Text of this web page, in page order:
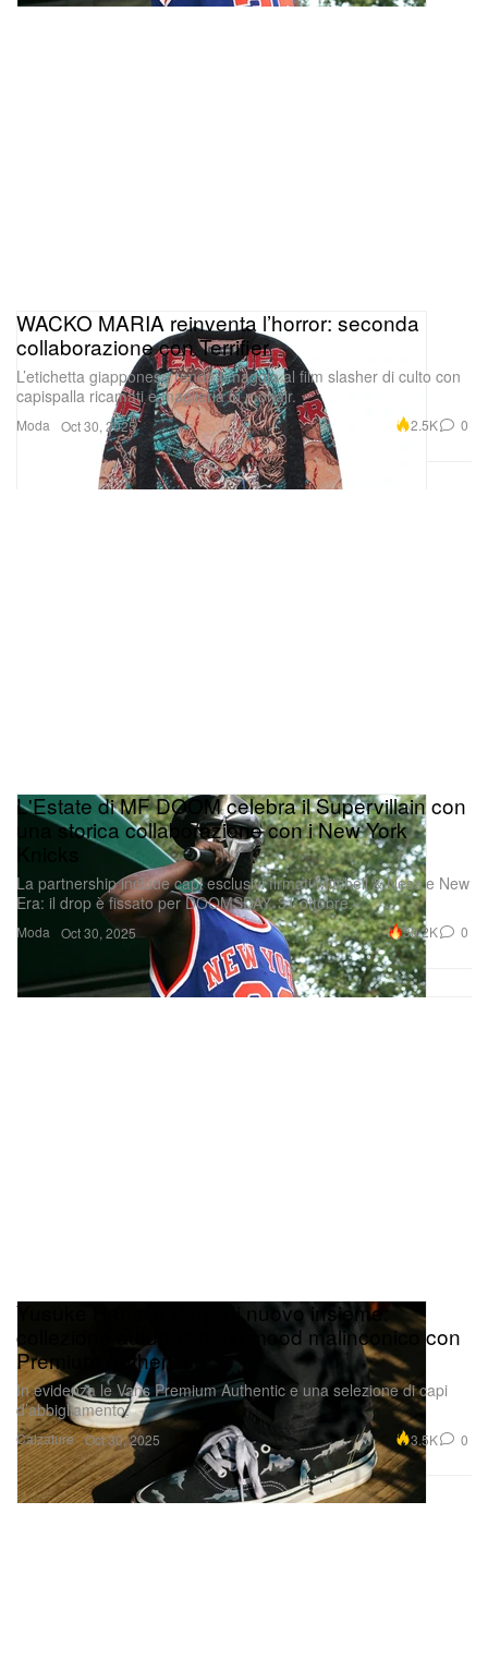
Moda
WACKO MARIA reinventa l’horror: seconda
collaborazione con Terrifier
L’etichetta giapponese rende omaggio al film slasher di culto con
capispalla ricamati e maglieria in mohair.
Oct 30, 2025 2.5K 0
Moda
L'Estate di MF DOOM celebra il Supervillain con
una storica collaborazione con i New York
La partnership include capi esclusivi firmati Mitchell & Ness e New
Era: il drop è fissato per DOOMSDAY, 31 ottobre.
Oct 30, 2025 30.2K 0
Calzature
Yusuke Hanai e Vans di nuovo insieme:
collezione autunnale dal mood malinconico con
Premium Authentic
In evidenza le Vans Premium Authentic e una selezione di capi
d’abbigliamento.
Oct 30, 2025 3.5K 0